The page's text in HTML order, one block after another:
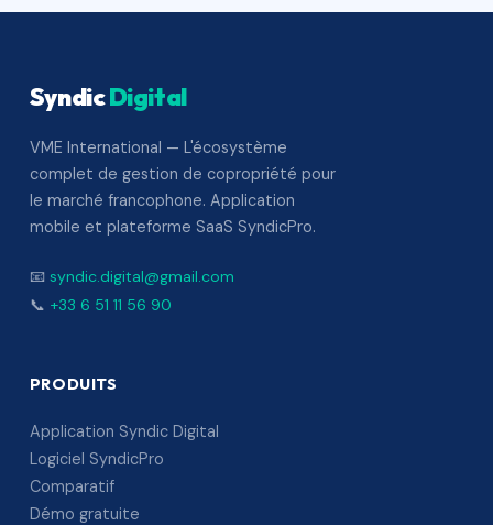
SyndicDigital
VME International — L'écosystème
complet de gestion de copropriété pour
le marché francophone. Application
mobile et plateforme SaaS SyndicPro.
📧 syndic.digital@gmail.com
📞 +33 6 51 11 56 90
PRODUITS
Application Syndic Digital
Logiciel SyndicPro
Comparatif
Démo gratuite